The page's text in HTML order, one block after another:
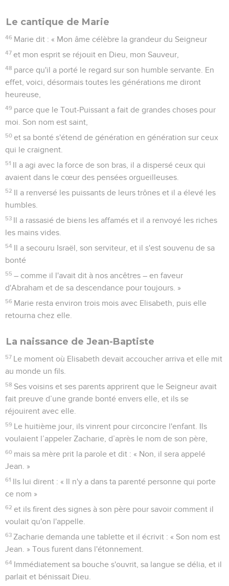
Le cantique de Marie
46 Marie dit : « Mon âme célèbre la grandeur du Seigneur
47 et mon esprit se réjouit en Dieu, mon Sauveur,
48 parce qu'il a porté le regard sur son humble servante. En
effet, voici, désormais toutes les générations me diront
heureuse,
49 parce que le Tout-Puissant a fait de grandes choses pour
moi. Son nom est saint,
50 et sa bonté s'étend de génération en génération sur ceux
qui le craignent.
51 Il a agi avec la force de son bras, il a dispersé ceux qui
avaient dans le cœur des pensées orgueilleuses.
52 Il a renversé les puissants de leurs trônes et il a élevé les
humbles.
53 Il a rassasié de biens les affamés et il a renvoyé les riches
les mains vides.
54 Il a secouru Israël, son serviteur, et il s'est souvenu de sa
bonté
55 – comme il l'avait dit à nos ancêtres – en faveur
d'Abraham et de sa descendance pour toujours. »
56 Marie resta environ trois mois avec Elisabeth, puis elle
retourna chez elle.
La naissance de Jean-Baptiste
57 Le moment où Elisabeth devait accoucher arriva et elle mit
au monde un fils.
58 Ses voisins et ses parents apprirent que le Seigneur avait
fait preuve d’une grande bonté envers elle, et ils se
réjouirent avec elle.
59 Le huitième jour, ils vinrent pour circoncire l'enfant. Ils
voulaient l’appeler Zacharie, d’après le nom de son père,
60 mais sa mère prit la parole et dit : « Non, il sera appelé
Jean. »
61 Ils lui dirent : « Il n'y a dans ta parenté personne qui porte
ce nom »
62 et ils firent des signes à son père pour savoir comment il
voulait qu'on l'appelle.
63 Zacharie demanda une tablette et il écrivit : « Son nom est
Jean. » Tous furent dans l'étonnement.
64 Immédiatement sa bouche s'ouvrit, sa langue se délia, et il
parlait et bénissait Dieu.